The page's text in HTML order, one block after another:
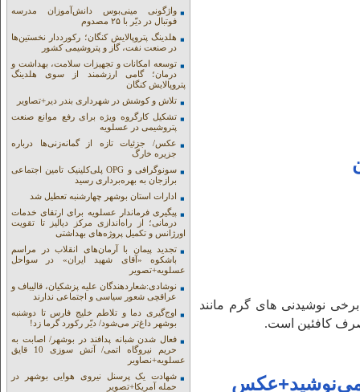
نوشیدنی های گرم مانند
کافئین است.
می‌نوشید+عکس
واژگونی مینی‌بوس دانش‌آموزان مدرسه
فوتبال در دیّر با ۲۵ مصدوم
هلدینگ پتروپالایش کنگان؛ رکورددار نخستین‌ها
در صنعت نفت، گاز و پتروشیمی کشور
توسعه امکانات و تجهیزات سلامت، بهداشت و
درمان؛ گامی ارزشمند از سوی هلدینگ
پتروپالایش کنگان
تلاش و کوشش در شهرداری بندر دیر+تصاویر
تشکیل کارگروه ویژه برای رفع موانع صنعت
پتروشیمی در عسلویه
عکس/ جزئیات تازه از گمانه‌زنی‌ها درباره
جزیره خارگ
سونوگرافی و OPG پلی‌کلینیک تامین اجتماعی
برازجان به بهره‌برداری رسید
ادارات استان بوشهر چهارشنبه تعطیل شد
پیگیری فرماندار عسلویه برای ارتقای خدمات
درمانی؛ از راه‌اندازی مرکز دیالیز تا تقویت
اورژانس و تکمیل پروژه‌های بهداشتی
تجدید پیمان با آرمان‌های انقلاب در مراسم
باشکوه «آقای شهید ایران» در سواحل
عسلویه+تصویر
نوشادی:شعاردهندگان علیه پزشکیان، قالیباف و
عراقچی شعور سیاسی و اجتماعی ندارند
اوج‌گیری دما و تلاطم خلیج فارس تا دوشنبه
بوشهر داغ‌تر می‌شود/ دیّر رکورد گرما زد!
فعال شدن شبانه پدافند در بوشهر/ اصابت به
حریم نیروگاه اتمی/ آتش سوزی 10 قایق
عسلویه+نصاویر
شهادت یک پرسنل نیروی هوایی بوشهر در
حمله آمریکا+تصویر